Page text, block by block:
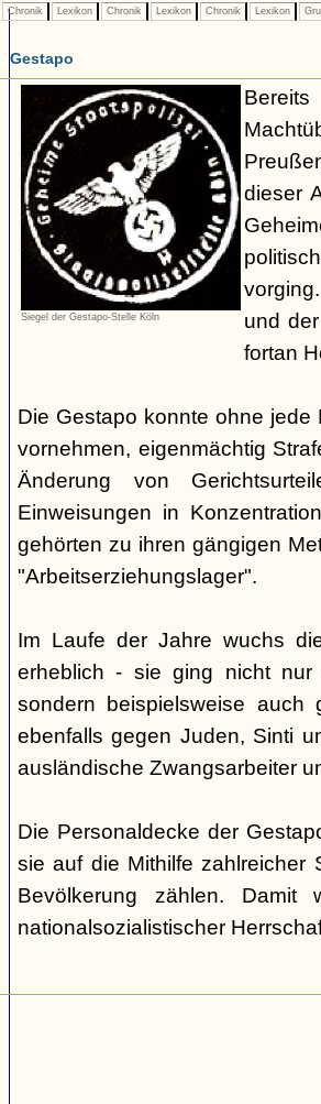
Chronik Lexikon Chronik Lexikon Chronik Lexikon
Gestapo
Siegel der Gestapo-Stelle Köln
dieser
und
fortan
Die Gestapo konnte ohne
vornehmen, eigenmächtig
Änderung von
Einweisungen in
gehörten zu ihren gängigen
"Arbeitserziehungslager".
Im Laufe der Jahre wuchs
erheblich - sie ging nicht nur
sondern beispielsweise auch
ebenfalls gegen Juden, Sinti
ausländische Zwangsarbeiter
Die Personaldecke der
sie auf die Mithilfe zahlreicher
Bevölkerung zählen.
nationalsozialistischer